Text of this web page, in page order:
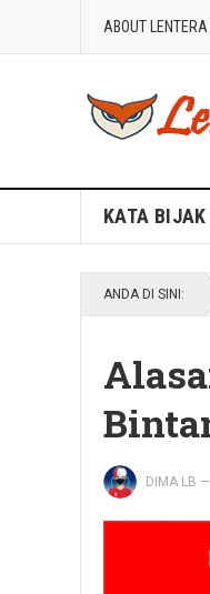
ABOUT
Blog Lentera
KATA BIJAK
ANDA DI SINI:
DIMA LB —